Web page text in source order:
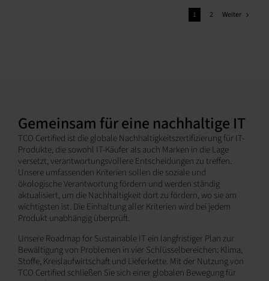
1 2 Weiter
Gemeinsam für eine nachhaltige IT
TCO Certified ist die globale Nachhaltigkeitszertifizierung für IT-
Produkte, die sowohl IT-Käufer als auch Marken in die Lage
versetzt, verantwortungsvollere Entscheidungen zu treffen.
Unsere umfassenden Kriterien sollen die soziale und
ökologische Verantwortung fördern und werden ständig
aktualisiert, um die Nachhaltigkeit dort zu fördern, wo sie am
wichtigsten ist. Die Einhaltung aller Kriterien wird bei jedem
Produkt unabhängig überprüft.
Unsere Roadmap for Sustainable IT ein langfristiger Plan zur
Bewältigung von Problemen in vier Schlüsselbereichen: Klima,
Stoffe, Kreislaufwirtschaft und Lieferkette. Mit der Nutzung von
TCO Certified schließen Sie sich einer globalen Bewegung für